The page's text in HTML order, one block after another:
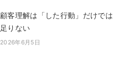
顧客理解は「した行動」だけでは
足りない
投稿日
2026年6月5日